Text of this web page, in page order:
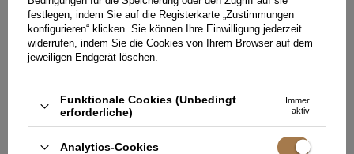
199,00 €
179,00 €
festlegen, indem Sie auf die Registerkarte „Zustimmungen
konfigurieren“ klicken. Sie können Ihre Einwilligung jederzeit
widerrufen, indem Sie die Cookies von Ihrem Browser auf dem
jeweiligen Endgerät löschen.
Funktionale Cookies (Unbedingt
erforderliche)
Immer
aktiv
Analytics-Cookies